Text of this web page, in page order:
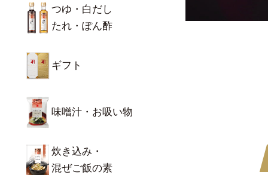
つゆ・白だし
たれ・ぽん酢
ギフト
味噌汁・お吸い物
炊き込み・
混ぜご飯の素